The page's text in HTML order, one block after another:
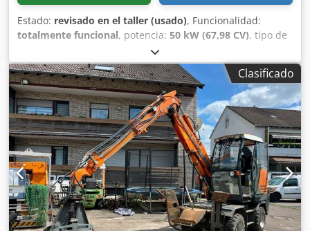
Estado: revisado en el taller (usado), Funcionalidad:
totalmente funcional, potencia: 50 kW (67,98 CV), tipo de
, peso operativo:
neumático:405/70 R 18, volumen de la pala:1 m³, Año de
fabricación:2023, horas de funcionamiento: 570 h,
Equipamiento:UVV, cabina, faros adicionales, hidráulica,
horquillas para palés, pala estándar, recogedor trasero,
Motor Fase V, 20. km/versión, Sistema hidráulico auxiliar
de circuito continuo, Acoplamientos hidráulicos para 1er
circuito adicional, Cedpfstrna Hex Agkoha Asiento confort
Grammer, Neumáticos Mitas 405/70 R18, Caja de
almacenamiento con tapa, Luces de trabajo traseras,
preparación para radio, enganche rápido hidráulico,
Cucharón estándar con borde de corte soldado y por lo
tanto 1 metro cúbico, horquilla portapalets
Clasificado